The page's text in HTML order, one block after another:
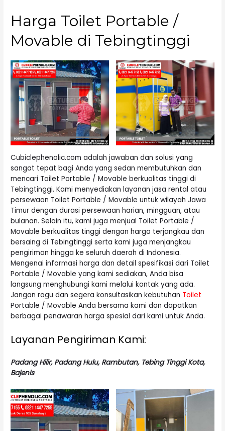
Harga Toilet Portable /
Movable di Tebingtinggi
Cubiclephenolic.com adalah jawaban dan solusi yang
sangat tepat bagi Anda yang sedan membutuhkan dan
mencari Toilet Portable / Movable berkualitas tinggi di
Tebingtinggi. Kami menyediakan layanan jasa rental atau
persewaan Toilet Portable / Movable untuk wilayah Jawa
Timur dengan durasi persewaan harian, mingguan, atau
bulanan. Selain itu, kami juga menjual Toilet Portable /
Movable berkualitas tinggi dengan harga terjangkau dan
bersaing di Tebingtinggi serta kami juga menjangkau
pengiriman hingga ke seluruh daerah di Indonesia.
Mengenai informasi harga dan detail spesifikasi dari Toilet
Portable / Movable yang kami sediakan, Anda bisa
langsung menghubungi kami melalui kontak yang ada.
Jangan ragu dan segera konsultasikan kebutuhan Toilet
Portable / Movable Anda bersama kami dan dapatkan
berbagai penawaran harga spesial dari kami untuk Anda.
Layanan Pengiriman Kami:
Padang Hilir, Padang Hulu, Rambutan, Tebing Tinggi Kota,
Bajenis